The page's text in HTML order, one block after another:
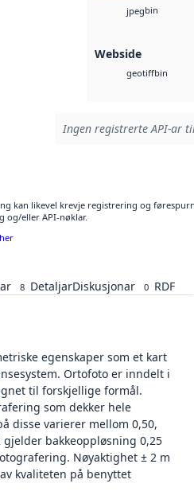
jpegbin
Webside
geotiffbin
Ingen registrerte API-ar
kan likevel krevje registrering og
og/eller API-nøklar.
8 DetaljarDiskusjonar 0 RDF
egenskaper som et kart
Ortofoto er inndelt i
til forskjellige formål.
som dekker hele
disse varierer mellom 0,50,
gjelder bakkeoppløsning 0,25
Nøyaktighet ± 2 m
kvaliteten på benyttet